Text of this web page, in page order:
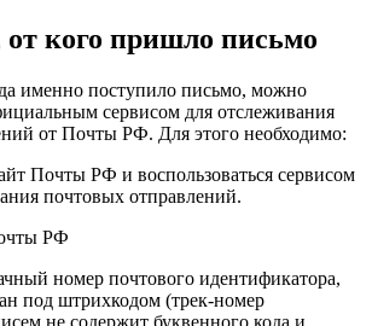
от кого пришло письмо
именно поступило письмо, можно
сервисом для отслеживания
от Почты РФ. Для этого необходимо:
Почты РФ и воспользоваться сервисом
почтовых отправлений.
РФ
номер почтового идентификатора,
под штрихкодом (трек-номер
не содержит буквенного кода и